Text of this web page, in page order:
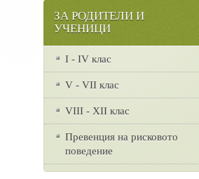
ЗА РОДИТЕЛИ И
УЧЕНИЦИ
I - IV клас
V - VII клас
VІІІ - ХІІ клас
Превенция на рисковото
поведение